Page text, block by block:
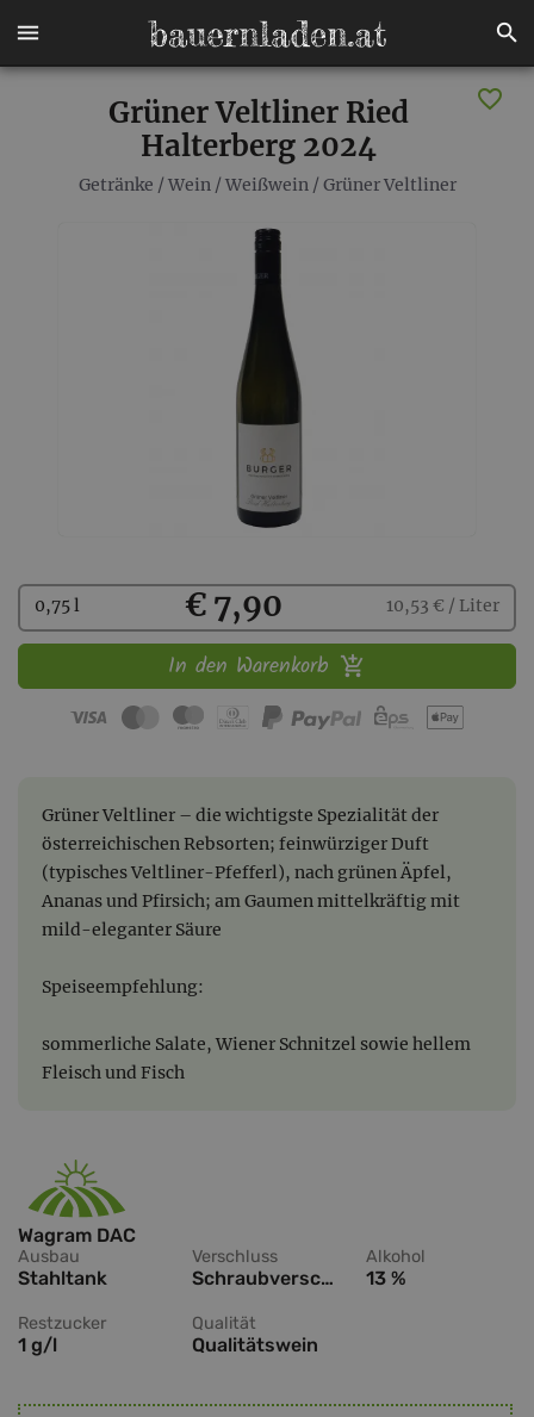
Grüner Veltliner Ried
Halterberg 2024
Getränke / Wein/ Weißwein/ Grüner Veltliner
Kaufen
0,75 l € 7,90 10,53 € / Liter
In den Warenkorb
Grüner Veltliner – die wichtigste Spezialität der
österreichischen Rebsorten; feinwürziger Duft
(typisches Veltliner-Pfefferl), nach grünen Äpfel,
Ananas und Pfirsich; am Gaumen mittelkräftig mit
mild-eleganter Säure
Speiseempfehlung:
sommerliche Salate, Wiener Schnitzel sowie hellem
Fleisch und Fisch
Wagram DAC
Ausbau
Stahltank
Verschluss
Schraubverschluss
Alkohol
13 %
Restzucker
1 g/l
Qualität
Qualitätswein